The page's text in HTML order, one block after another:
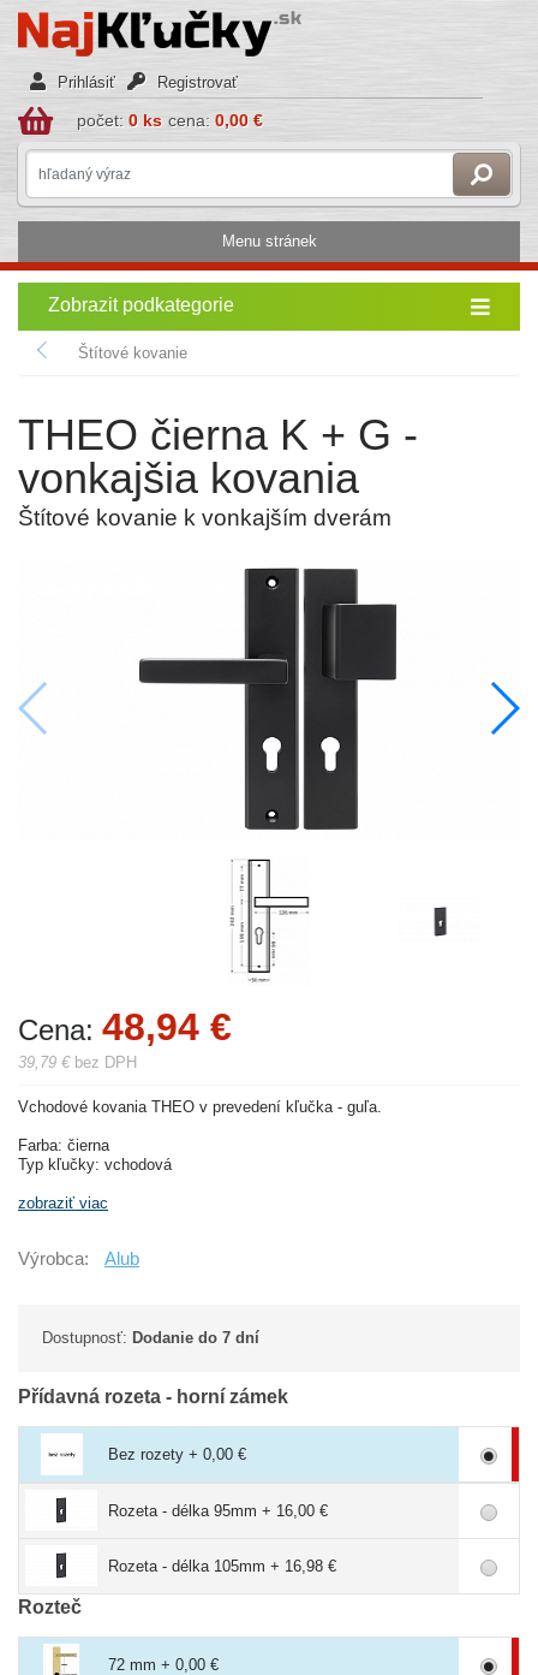
Prihlásiť Registrovať
počet: 0 ks cena: 0,00 €
Menu stránek
Zobrazit podkategorie
Štítové kovanie
THEO čierna K + G -
vonkajšia kovania
Štítové kovanie k vonkajším dverám
Cena: 48,94 €
39,79 €bez DPH
Vchodové kovania THEO v prevedení kľučka - guľa.
Farba: čierna
Typ kľučky: vchodová
zobraziť viac
Výrobca: Alub
Dostupnosť: Dodanie do 7 dní
Přídavná rozeta - horní zámek
Bez rozety + 0,00 €
Rozeta - délka 95mm + 16,00 €
Rozeta - délka 105mm + 16,98 €
Rozteč
72 mm + 0,00 €